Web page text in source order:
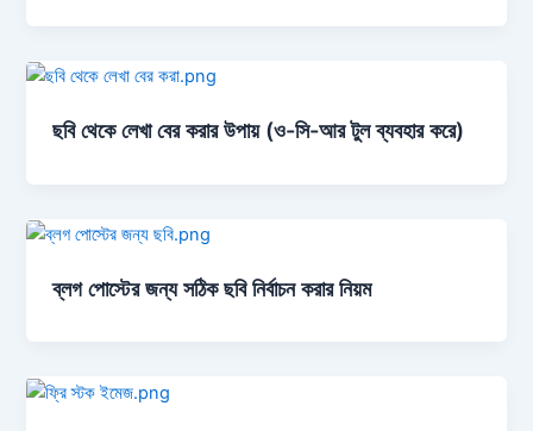
ছবি থেকে লেখা বের করার উপায় (ও-সি-আর টুল ব্যবহার করে)
ব্লগ পোস্টের জন্য সঠিক ছবি নির্বাচন করার নিয়ম